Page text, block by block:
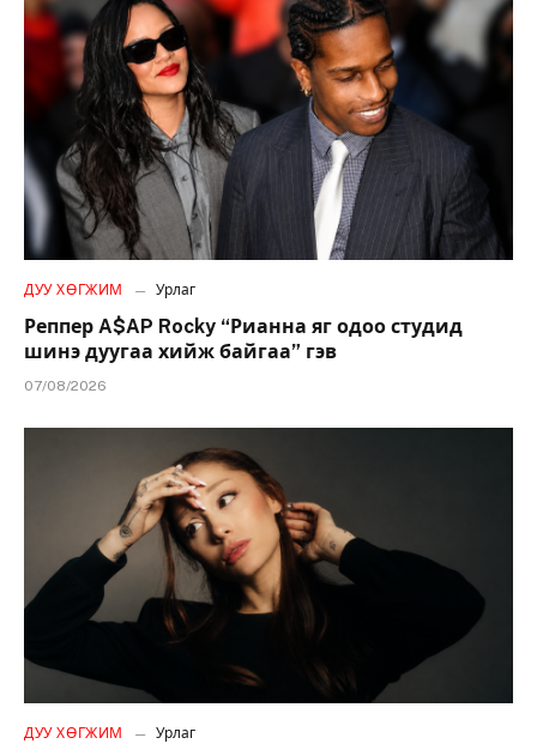
ДУУ ХӨГЖИМ Урлаг
Реппер A$AP Rocky “Рианна яг одоо студид
шинэ дуугаа хийж байгаа” гэв
07/08/2026
ДУУ ХӨГЖИМ Урлаг